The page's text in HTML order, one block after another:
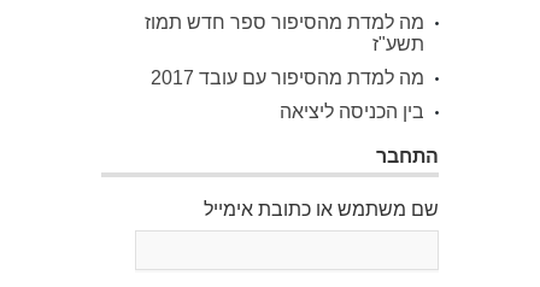
מה למדת מהסיפור ספר חדש תמוז
תשע"ז
מה למדת מהסיפור עם עובד 2017
בין הכניסה ליציאה
התחבר
שם משתמש או כתובת אימייל